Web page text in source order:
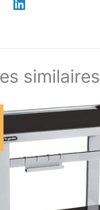
similaires